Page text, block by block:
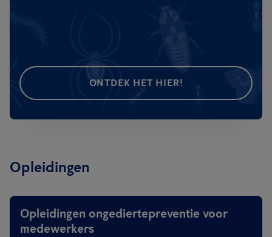
ONTDEK HET HIER!
Opleidingen
Opleidingen ongediertepreventie voor
medewerkers